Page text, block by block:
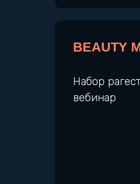
BEAUTY
Набор
вебинар